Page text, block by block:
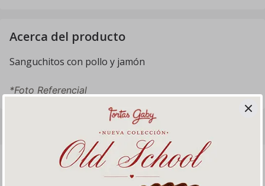
Acerca del producto
Sanguchitos con pollo y jamón
*Foto Referencial
Productos relacionados
Super Brownie
1 unidad (12cm x 12cm)